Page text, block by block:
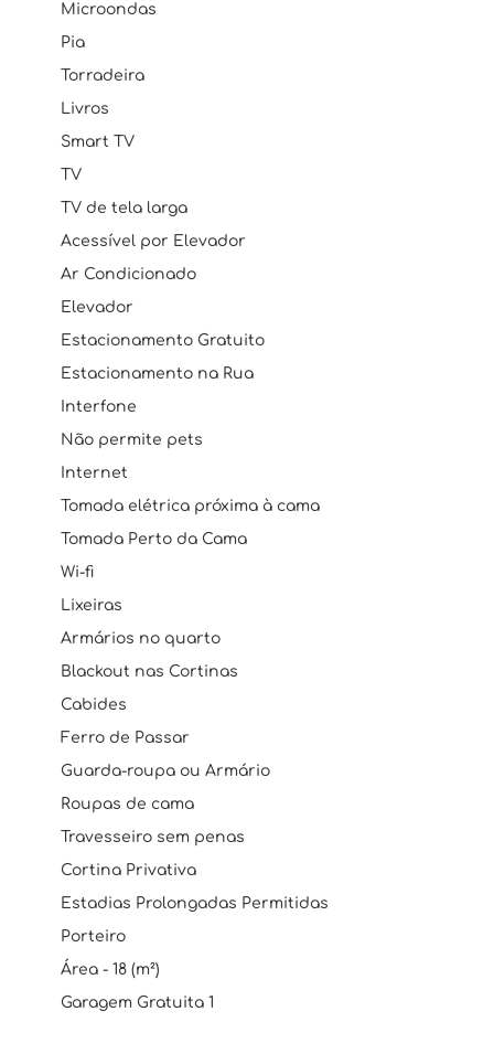
Microondas
Pia
Torradeira
Livros
Smart TV
TV
TV de tela larga
Acessível por Elevador
Ar Condicionado
Elevador
Estacionamento Gratuito
Estacionamento na Rua
Interfone
Não permite pets
Internet
Tomada elétrica próxima à cama
Tomada Perto da Cama
Wi-fi
Lixeiras
Armários no quarto
Blackout nas Cortinas
Cabides
Ferro de Passar
Guarda-roupa ou Armário
Roupas de cama
Travesseiro sem penas
Cortina Privativa
Estadias Prolongadas Permitidas
Porteiro
Área - 18 (m²)
Garagem Gratuita 1